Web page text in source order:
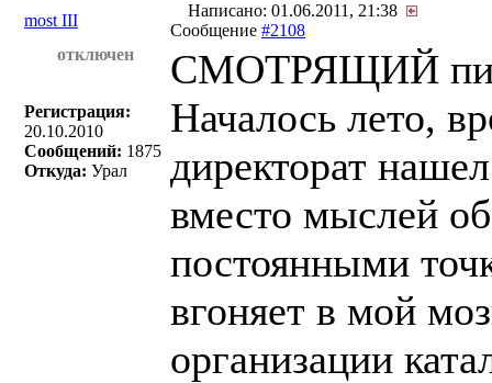
most III
Написано: 01.06.2011, 21:38
Сообщение #2108
отключен
Регистрация:
20.10.2010
Сообщений: 1875
Откуда: Урал
СМОТРЯЩИЙ
Началось лето,
директорат
вместо мыслей
постоянными
вгоняет в мой
организации